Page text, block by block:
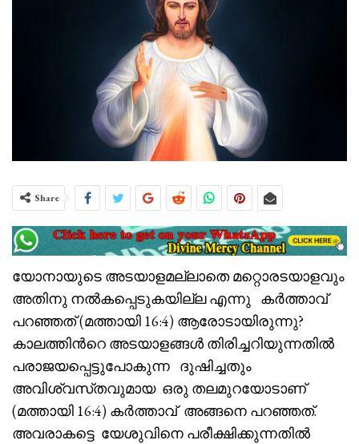
Share
യോനായുടെ അടയാളമല്ലാതെ മറ്റൊരടയാളവും
അതിനു നൽകപ്പെടുകയില്ല എന്നു കർത്താവ്
പറഞ്ഞത് (മത്തായി 16:4) ആരോടായിരുന്നു?
കാലത്തിൻറെ അടയാളങ്ങൾ തിരിച്ചറിയുന്നതിൽ
പരാജയപ്പെട്ടുപോകുന്ന ദുഷിച്ചതും
അവിശ്വസ്‌തവുമായ ഒരു തലമുറയോടാണ്
(മത്തായി 16:4) കർത്താവ് അങ്ങനെ പറഞ്ഞത്.
അവരാകട്ടെ യേശുവിനെ പരീക്ഷിക്കുന്നതിൽ